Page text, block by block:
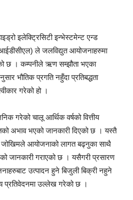
इलेक्ट्रिसिटी इन्भेस्टमेन्ट एन्ड
ले जलविद्युत आयोजनाहरुमा
छ । कम्पनीले ऋण सम्झौता भएका
भौतिक प्रगति नहुँदा प्रतिबद्धता
गरेको हो ।
गरेको चालू आर्थिक वर्षको वित्तीय
अभाव भएको जानकारी दिएको छ । यस्तै
जोखिमले आयोजनाको लागत बढ्नुका साथै
जानकारी गराएको छ । यसैगरी प्रसारण
उत्पादन हुने बिजुली बिक्री नहुने
प्रतिवेदनमा उल्लेख गरेको छ ।